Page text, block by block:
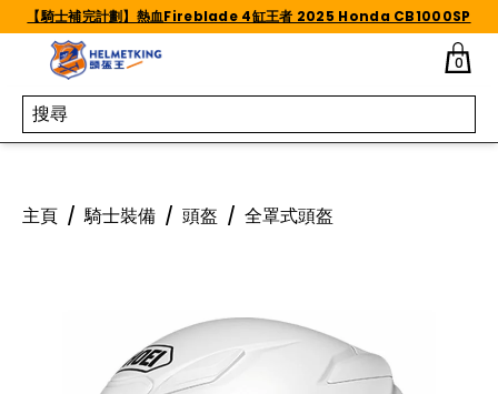
Skip to content
【騎士補完計劃】熱血Fireblade 4缸王者 2025 Honda CB1000SP
0
主頁 / 騎士裝備 / 頭盔 / 全罩式頭盔